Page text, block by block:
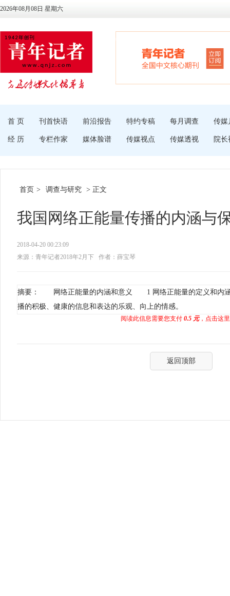
2026年08月08日 星期六
首 页 刊首快语 前沿报告 特约专稿 每月调查 传媒
经 历 专栏作家 媒体脸谱 传媒视点 传媒透视 院长
首页 > 调查与研究 > 正文
我国网络正能量传播的内涵与
2018-04-20 00:23:09
来源：青年记者2018年2月下
作者：薛宝琴
摘要： 网络正能量的内涵和意义 1 网络正能量的定义和内
播的积极、健康的信息和表达的乐观、向上的情感。
阅读此信息需要您支付 0.5 元，点击这
返回顶部